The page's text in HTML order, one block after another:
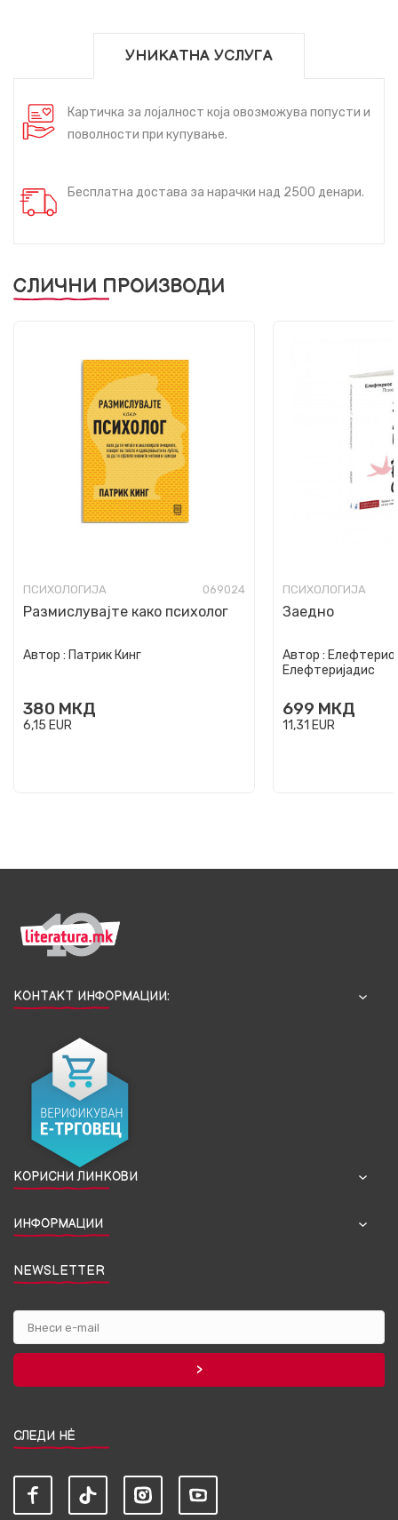
УНИКАТНА УСЛУГА
Картичка за лојалност која овозможува попусти и
поволности при купување.
Бесплатна достава за нарачки над 2500 денари.
СЛИЧНИ ПРОИЗВОДИ
ПСИХОЛОГИЈА 069024
Размислувајте како психолог
Автор : Патрик Кинг
380 МКД
6,15 EUR
ПСИХОЛОГИЈА
Заедно
Автор :
Елефтеријадис
699 МКД
11,31 EUR
КОНТАКТ ИНФОРМАЦИИ:
КОРИСНИ ЛИНКОВИ
ИНФОРМАЦИИ
NEWSLETTER
СЛЕДИ НЀ